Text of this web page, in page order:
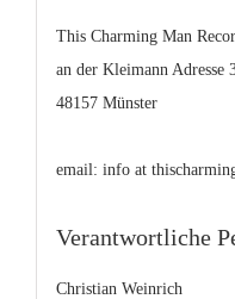
This Charming Man
an der Kleimann Adresse
48157 Münster
email: info at
Verantwortliche
Christian Weinrich